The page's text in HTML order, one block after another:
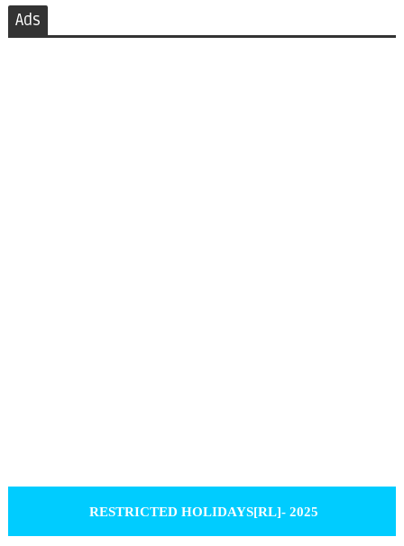
Ads
RESTRICTED HOLIDAYS[RL]- 2025